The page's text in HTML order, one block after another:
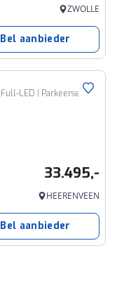
ZWOLLE
Bel aanbieder
1.5 Business Line Pro 2WD | Stoel/stuur verw. | Full-LED | Parkeersensor rondom |
33.495,-
HEERENVEEN
Bel aanbieder